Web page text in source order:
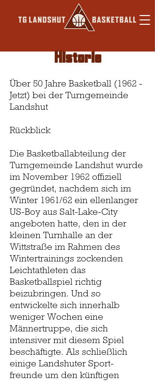
Historie
Über 50 Jahre Basketball (1962 -
Jetzt) bei der Turngemeinde
Landshut
Rückblick
Die Basketballabteilung der
Turngemeinde Landshut wurde
im November 1962 offiziell
gegründet, nachdem sich im
Winter 1961/62 ein ellenlanger
US-Boy aus Salt-Lake-City
angeboten hatte, den in der
kleinen Turnhalle an der
Wittstraße im Rahmen des
Wintertrainings zockenden
Leichtathleten das
Basketballspiel richtig
beizubringen. Und so
entwickelte sich innerhalb
weniger Wochen eine
Männertruppe, die sich
intensiver mit diesem Spiel
beschäftigte. Als schließlich
einige Landshuter Sport-
freunde um den künftigen